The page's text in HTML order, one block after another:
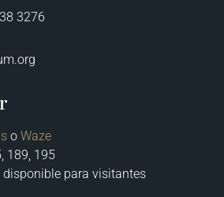
3276
o Waze
189, 195
disponible para visitantes